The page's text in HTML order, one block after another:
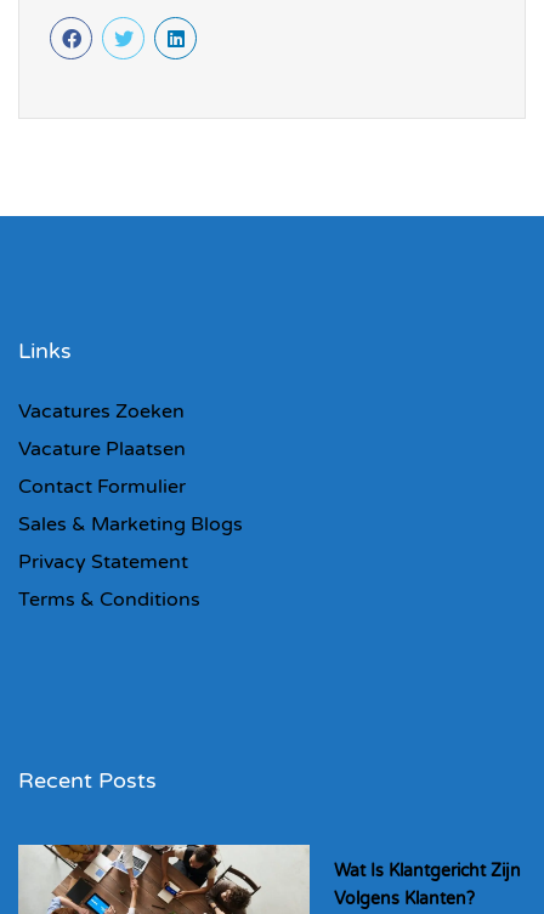
Links
Vacatures Zoeken
Vacature Plaatsen
Contact Formulier
Sales & Marketing Blogs
Privacy Statement
Terms & Conditions
Recent Posts
Wat Is Klantgericht Zijn
Volgens Klanten?